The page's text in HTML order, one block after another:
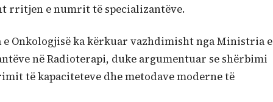
rritjen e numrit të specializantëve.
Onkologjisë ka kërkuar vazhdimisht nga Ministria e
në Radioterapi, duke argumentuar se shërbimi
të kapaciteteve dhe metodave moderne të